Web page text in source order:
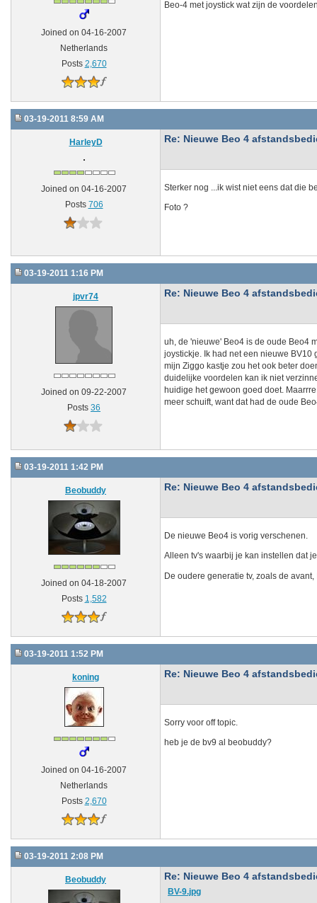
Joined on 04-16-2007
Netherlands
Posts 2,670
Beo-4 met joystick wat zijn de
03-19-2011 8:59 AM
HarleyD
Joined on 04-16-2007
Posts 706
Re: Nieuwe Beo 4
Sterker nog ...ik wist niet eens dat die
Foto ?
03-19-2011 1:16 PM
jpvr74
Joined on 09-22-2007
Posts 36
Re: Nieuwe Beo 4
uh, de 'nieuwe' Beo4 is de oude Beo4
joystickje. Ik had net een nieuwe BV10
mijn Ziggo kastje zou het ook beter
duidelijke voordelen kan ik niet
huidige het gewoon goed doet.
meer schuift, want dat had de oude
03-19-2011 1:42 PM
Beobuddy
Joined on 04-18-2007
Posts 1,582
Re: Nieuwe Beo 4
De nieuwe Beo4 is vorig verschenen.
Alleen tv's waarbij je kan instellen dat
De oudere generatie tv, zoals de
03-19-2011 1:52 PM
koning
Joined on 04-16-2007
Netherlands
Posts 2,670
Re: Nieuwe Beo 4
Sorry voor off topic.
heb je de bv9 al beobuddy?
03-19-2011 2:08 PM
Beobuddy Re: Nieuwe Beo 4
BV-9.jpg